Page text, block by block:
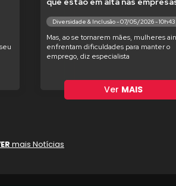
Diversidade & Inclusão - 07/05/2026 - 10h43
Mas, ao se tornarem mães, mulheres
enfrentam dificuldades para manter o
emprego, diz especialista
Ver MAIS
mais Notícias